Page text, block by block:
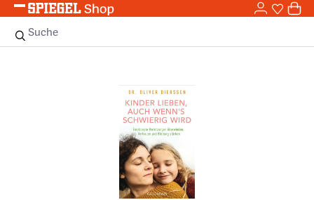
Zum Hauptinhalt springen 0
Suche